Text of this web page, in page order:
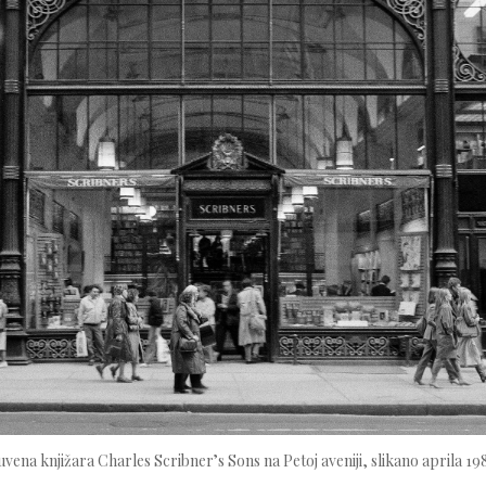
knjižara Charles Scribner’s Sons na Petoj aveniji, slikano aprila